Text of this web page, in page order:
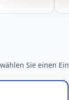
Sie einen